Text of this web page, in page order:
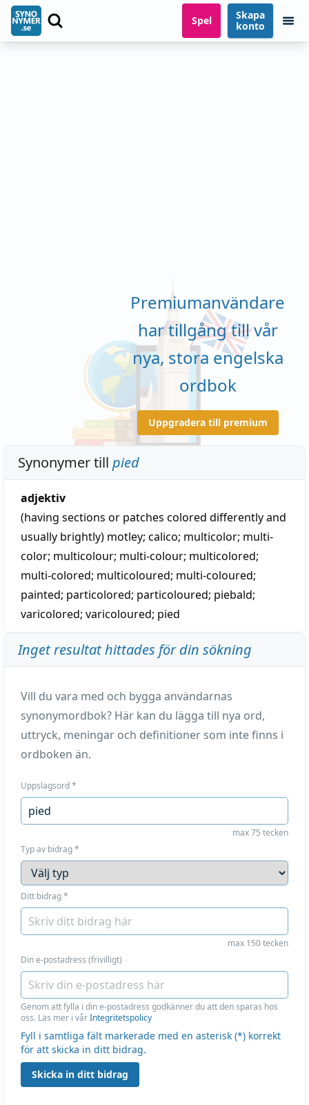
Spel
Skapa
konto
Premiumanvändare
har tillgång till vår
nya, stora engelska
ordbok
Uppgradera till premium
Synonymer till pied
adjektiv
(having sections or patches colored differently and
usually brightly) motley; calico; multicolor; multi-
color; multicolour; multi-colour; multicolored;
multi-colored; multicoloured; multi-coloured;
painted; particolored; particoloured; piebald;
varicolored; varicoloured; pied
Inget resultat hittades för din sökning
Vill du vara med och bygga användarnas
synonymordbok? Här kan du lägga till nya ord,
uttryck, meningar och definitioner som inte finns i
ordboken än.
Uppslagsord*
max 75 tecken
Typ av bidrag*
Ditt bidrag*
max 150 tecken
Din e-postadress (frivilligt)
Genom att fylla i din e-postadress godkänner du att den sparas hos
oss. Läs mer i vårIntegritetspolicy
Fyll i samtliga fält markerade med en asterisk (*) korrekt
för att skicka in ditt bidrag.
Skicka in ditt bidrag